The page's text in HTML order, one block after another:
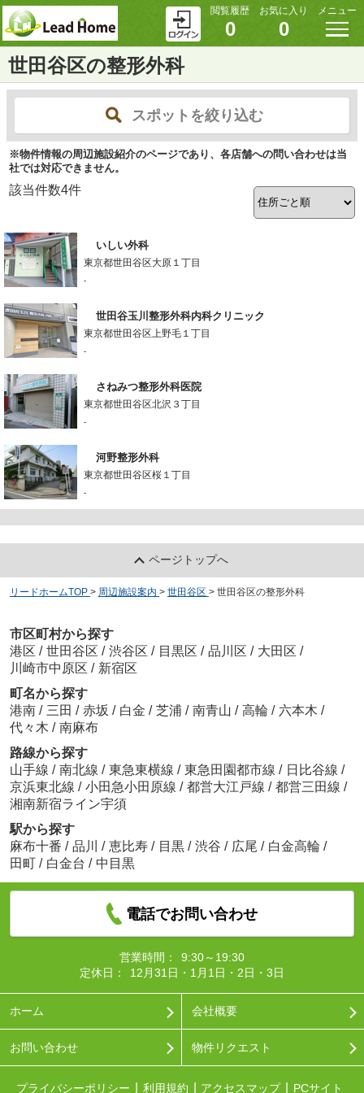
閲覧履歴
0
お気に入り
0
メニュー
世田谷区の整形外科
スポットを絞り込む
※物件情報の周辺施設紹介のページであり、各店舗への問い合わせは当
社では対応できません。
該当件数4件
いしい外科
東京都世田谷区大原１丁目
-
世田谷玉川整形外科内科クリニック
東京都世田谷区上野毛１丁目
-
さねみつ整形外科医院
東京都世田谷区北沢３丁目
-
河野整形外科
東京都世田谷区桜１丁目
-
ページトップへ
リードホームTOP > 周辺施設案内 > 世田谷区 > 世田谷区の整形外科
市区町村から探す
港区 / 世田谷区 / 渋谷区 / 目黒区 / 品川区 / 大田区 /
川崎市中原区 / 新宿区
町名から探す
港南 / 三田 / 赤坂 / 白金 / 芝浦 / 南青山 / 高輪 / 六本木 /
代々木 / 南麻布
路線から探す
山手線 / 南北線 / 東急東横線 / 東急田園都市線 / 日比谷線 /
京浜東北線 / 小田急小田原線 / 都営大江戸線 / 都営三田線 /
湘南新宿ライン宇須
駅から探す
麻布十番 / 品川 / 恵比寿 / 目黒 / 渋谷 / 広尾 / 白金高輪 /
田町 / 白金台 / 中目黒
電話でお問い合わせ
営業時間：
9:30～19:30
定休日：
12月31日・1月1日・2日・3日
ホーム 会社概要
お問い合わせ 物件リクエスト
プライバシーポリシー 利用規約 アクセスマップ PCサイト